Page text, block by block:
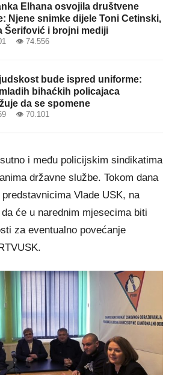
Elhana osvojila društvene
Njene snimke dijele Toni Cetinski,
Šerifović i brojni mediji
👁 74.556
bude ispred uniforme:
bihaćkih policajaca
da se spomene
👁 70.101
i među policijskim sindikatima
državne službe. Tokom dana
Vlade USK, na
će u narednim mjesecima biti
za eventualno povećanje